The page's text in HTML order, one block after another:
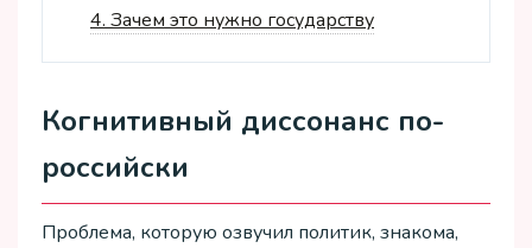
4. Зачем это нужно государству
Когнитивный диссонанс по-
российски
Проблема, которую озвучил политик, знакома,